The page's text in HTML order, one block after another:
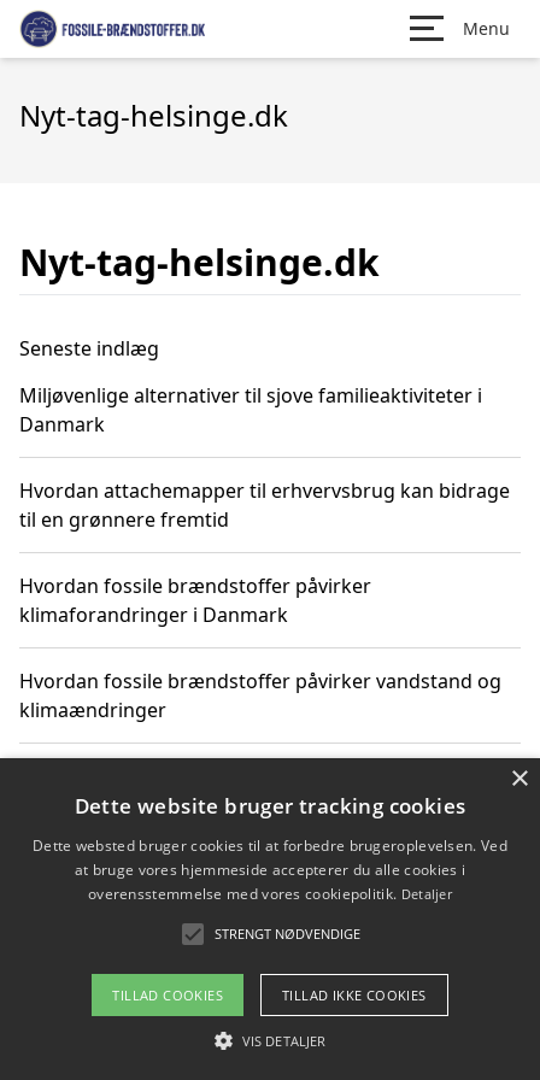
Menu
Nyt-tag-helsinge.dk
Nyt-tag-helsinge.dk
Seneste indlæg
Miljøvenlige alternativer til sjove familieaktiviteter i
Danmark
Hvordan attachemapper til erhvervsbrug kan bidrage
til en grønnere fremtid
Hvordan fossile brændstoffer påvirker
klimaforandringer i Danmark
Hvordan fossile brændstoffer påvirker vandstand og
klimaændringer
vores perspektiv
Copyright 2026 - Pilanto Aps
Om / kontakt
×
Dette website bruger tracking cookies
Dette websted bruger cookies til at forbedre brugeroplevelsen. Ved
at bruge vores hjemmeside accepterer du alle cookies i
overensstemmelse med vores cookiepolitik. Detaljer
STRENGT NØDVENDIGE
TILLAD COOKIES TILLAD IKKE COOKIES
VIS DETALJER